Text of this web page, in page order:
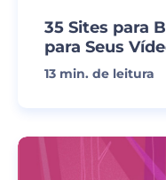
35 Sites para
para Seus
13 min. de leitura